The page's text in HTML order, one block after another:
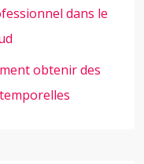
dans le
obtenir des